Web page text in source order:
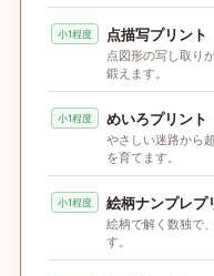
小1程度 点描写プリント
点図形の写し取り
鍛えます。
小1程度 めいろプリント
やさしい迷路から
を育てます。
小1程度 絵柄ナンプレプ
絵柄で解く数独で
す。